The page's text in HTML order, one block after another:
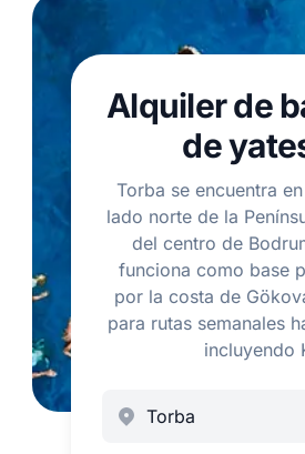
Alquiler de
de
Torba se encuentra
lado norte de la
del centro de
funciona como base
por la costa de
para rutas semanales
incluyendo